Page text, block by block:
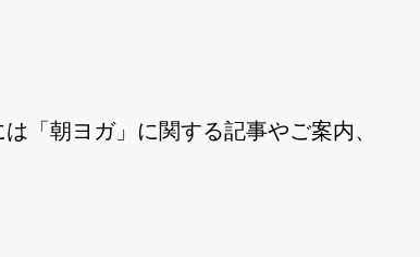
「朝ヨガ」に関する記事やご案内、